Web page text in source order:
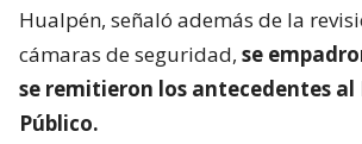
Hualpén, señaló además de la
cámaras de seguridad, se
se remitieron los antecedentes
Público.